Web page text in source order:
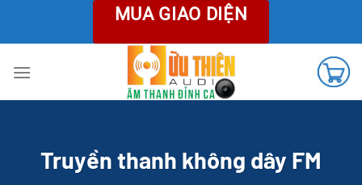
dung
MUA GIAO DIỆN
Truyền thanh không dây FM